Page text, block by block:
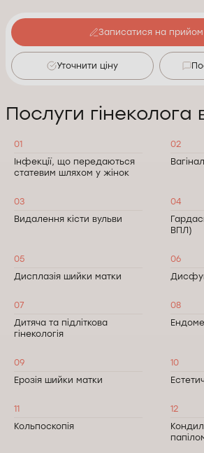
Записатися на прийом
Уточнити ціну
Послуги гінеколога
01
Інфекції, що передаються
статевим шляхом у жінок
02
03
Видалення кісти вульви
04
ВПЛ)
05
Дисплазія шийки матки
06
07
Дитяча та підліткова
гінекологія
08
09
Ерозія шийки матки
10
11
Кольпоскопія
12